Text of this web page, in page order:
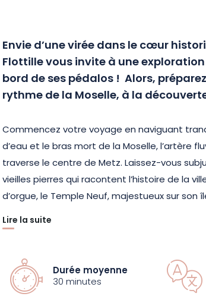
Envie d’une virée dans le cœur
Flottille vous invite à une
bord de ses pédalos ! Alors,
rythme de la Moselle, à la
Commencez votre voyage en naviguant
d’eau et le bras mort de la Moselle, l’artère
traverse le centre de Metz. Laissez-vous
vieilles pierres qui racontent l’histoire de la
d’orgue, le Temple Neuf, majestueux sur son
Au fil de l’eau, admirez l’imposante
après la préfecture de région. Faites une
Saint-Marcel, véritable havre de paix niché
Continuez ensuite votre route vers la Place
Lire la suite
Durée moyenne
30 minutes